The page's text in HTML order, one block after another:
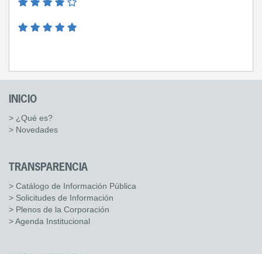
INICIO
> ¿Qué es?
> Novedades
TRANSPARENCIA
> Catálogo de Información Pública
> Solicitudes de Información
> Plenos de la Corporación
> Agenda Institucional